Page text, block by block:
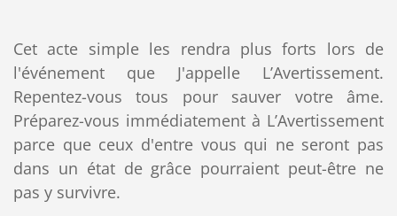
Cet acte simple les rendra plus forts lors de
l'événement que J'appelle L’Avertissement.
Repentez-vous tous pour sauver votre âme.
Préparez-vous immédiatement à L’Avertissement
parce que ceux d'entre vous qui ne seront pas
dans un état de grâce pourraient peut-être ne
pas y survivre.